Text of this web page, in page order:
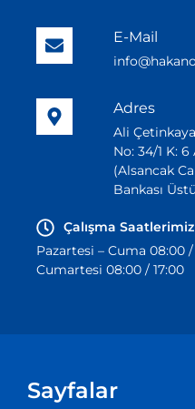
E-Mail
Adres
Ali
No: 34/1 K:
(Alsancak
Bankası
Çalışma Saatlerimiz
Pazartesi – Cuma 08:00 /
Cumartesi 08:00 / 17:00
Sayfalar